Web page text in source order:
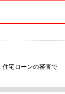
宅ローンの審査で